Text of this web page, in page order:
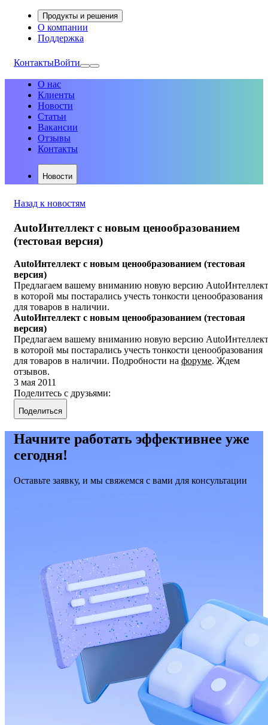
Продукты и решения
О компании
Поддержка
КонтактыВойти
О нас
Клиенты
Новости
Статьи
Вакансии
Отзывы
Контакты
Новости
Назад к новостям
AutoИнтеллект с новым ценообразованием
(тестовая версия)
AutoИнтеллект с новым ценообразованием (тестовая
версия)
Предлагаем вашему вниманию новую версию
в которой мы постарались учесть тонкости ценообразования
для товаров в наличии.
AutoИнтеллект с новым ценообразованием (тестовая
версия)
Предлагаем вашему вниманию новую версию
в которой мы постарались учесть тонкости ценообразования
для товаров в наличии. Подробности на форуме. Ждем
отзывов.
3 мая 2011
Поделитесь с друзьями:
Поделиться
Начните работать эффективнее уже
сегодня!
Оставьте заявку, и мы свяжемся с вами для консультации